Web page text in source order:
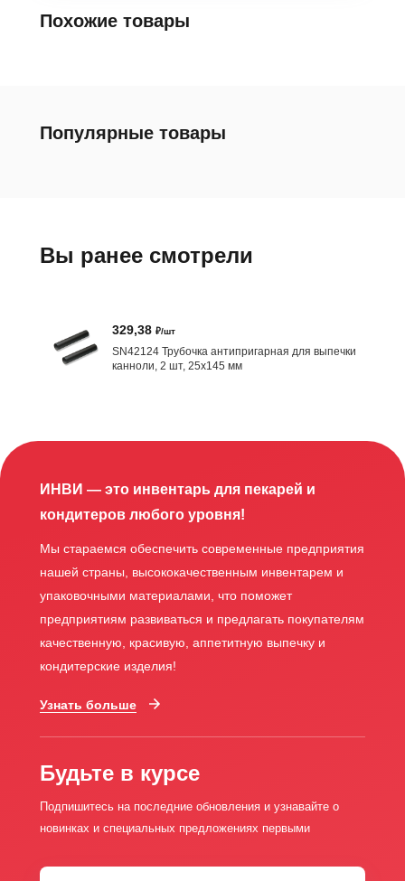
Похожие товары
Популярные товары
Вы ранее смотрели
329,38 ₽/шт
SN42124 Трубочка антипригарная для выпечки
канноли, 2 шт, 25х145 мм
ИНВИ — это инвентарь для пекарей и
кондитеров любого уровня!
Мы стараемся обеспечить современные предприятия
нашей страны, высококачественным инвентарем и
упаковочными материалами, что поможет
предприятиям развиваться и предлагать покупателям
качественную, красивую, аппетитную выпечку и
кондитерские изделия!
Узнать больше
Будьте в курсе
Подпишитесь на последние обновления и узнавайте о
новинках и специальных предложениях первыми